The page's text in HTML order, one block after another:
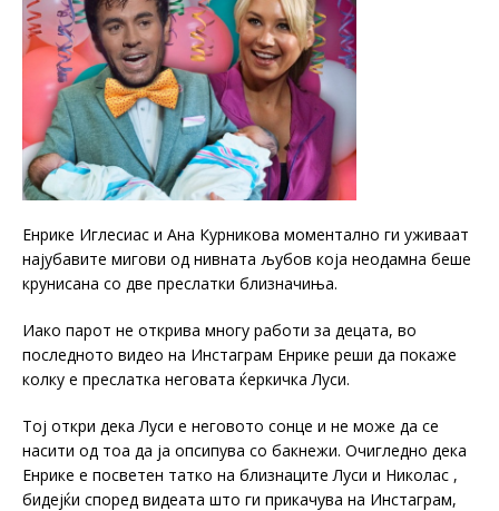
Енрике Иглесиас и Ана Курникова моментално ги уживаат
најубавите мигови од нивната љубов која неодамна беше
крунисана со две преслатки близначиња.
Иако парот не открива многу работи за децата, во
последното видео на Инстаграм Енрике реши да покаже
колку е преслатка неговата ќеркичка Луси.
Тој откри дека Луси е неговото сонце и не може да се
насити од тоа да ја опсипува со бакнежи. Очигледно дека
Енрике е посветен татко на близнаците Луси и Николас ,
бидејќи според видеата што ги прикачува на Инстаграм,